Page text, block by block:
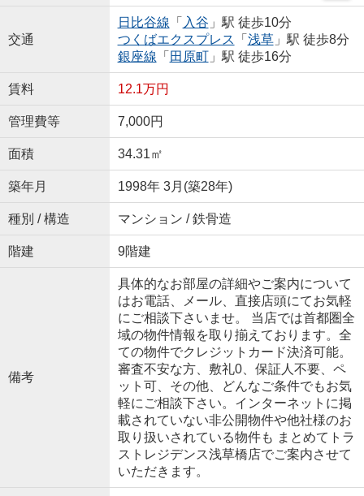
交通
日比谷線 「 入谷 」駅 徒歩10分
つくばエクスプレス 「 浅草」駅 徒歩8分
銀座線 「 田原町」駅 徒歩16分
賃料 12.1万円
管理費等 7,000円
面積 34.31㎡
築年月 1998年 3月(築28年)
種別 / 構造 マンション / 鉄骨造
階建 9階建
備考
具体的なお部屋の詳細やご案内について
はお電話、メール、直接店頭にてお気軽
にご相談下さいませ。 当店では首都圏全
域の物件情報を取り揃えております。全
ての物件でクレジットカード決済可能。
審査不安な方、敷礼0、保証人不要、ペ
ット可、その他、どんなご条件でもお気
軽にご相談下さい。インターネットに掲
載されていない非公開物件や他社様のお
取り扱いされている物件も まとめてトラ
ストレジデンス浅草橋店でご案内させて
いただきます。